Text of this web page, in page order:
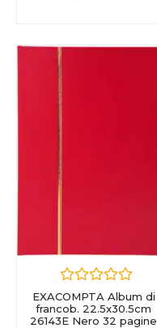
EXACOMPTA Album di
francob. 22.5x30.5cm
26143E Nero 32 pagine